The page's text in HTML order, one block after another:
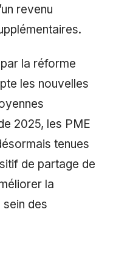
revenu
la réforme
les nouvelles
2025, les PME
tenues
de partage de
la
des